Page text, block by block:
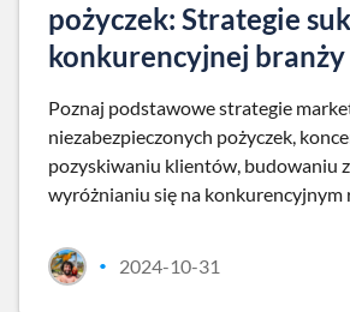
pożyczek: Strategie
konkurencyjnej branży
Poznaj podstawowe strategie
niezabezpieczonych pożyczek,
pozyskiwaniu klientów, budowaniu
wyróżnianiu się na konkurencyjnym
• 2024-10-31